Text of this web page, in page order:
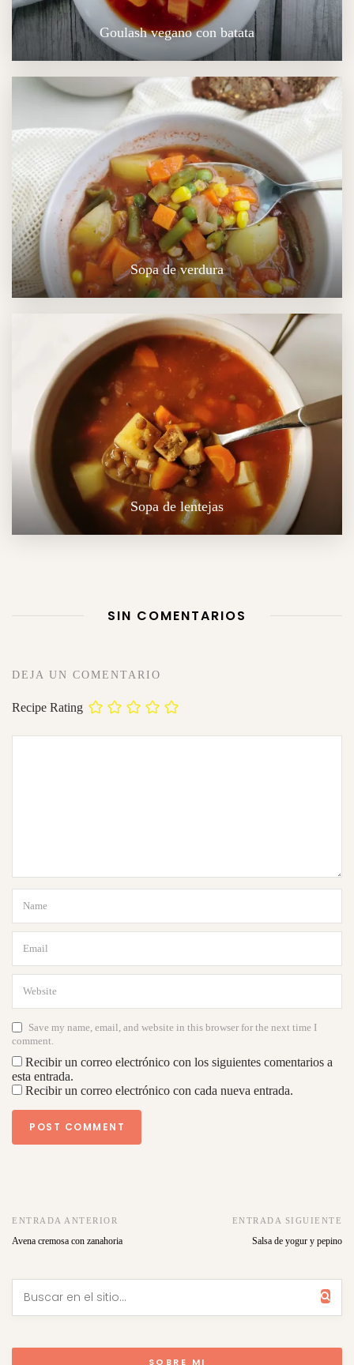
Goulash vegano con batata
Sopa de verdura
Sopa de lentejas
SIN COMENTARIOS
DEJA UN COMENTARIO
Recipe Rating
Save my name, email, and website in this browser for the next time I
comment.
Recibir un correo electrónico con los siguientes comentarios a
esta entrada.
Recibir un correo electrónico con cada nueva entrada.
ENTRADA ANTERIOR
Avena cremosa con zanahoria
ENTRADA SIGUIENTE
Salsa de yogur y pepino
SOBRE MI